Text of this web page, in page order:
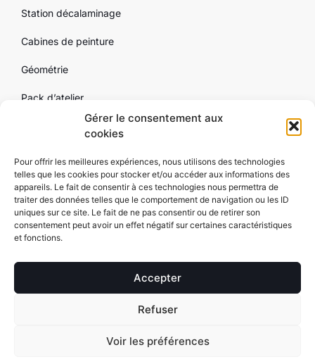
Gérer le consentement aux
cookies
Pour offrir les meilleures expériences, nous utilisons des technologies
telles que les cookies pour stocker et/ou accéder aux informations des
appareils. Le fait de consentir à ces technologies nous permettra de
traiter des données telles que le comportement de navigation ou les ID
uniques sur ce site. Le fait de ne pas consentir ou de retirer son
consentement peut avoir un effet négatif sur certaines caractéristiques
et fonctions.
Accepter
Refuser
Voir les préférences
Station décalaminage
Cabines de peinture
Géométrie
Pack d’atelier
Contact
réservés Alexyne.com |
Conditions générales de
| RéalisationFGL-Conseils
NOUS CONTACTER